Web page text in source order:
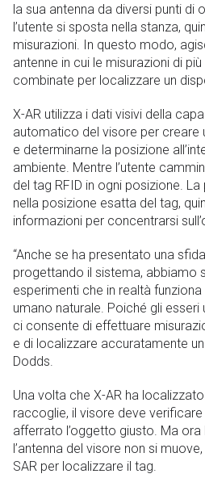
la sua antenna da diversi punti di
l’utente si sposta nella stanza,
misurazioni. In questo modo,
antenne in cui le misurazioni di
combinate per localizzare un
X-AR utilizza i dati visivi della
automatico del visore per creare
e determinarne la posizione
ambiente. Mentre l’utente
del tag RFID in ogni posizione.
nella posizione esatta del tag,
informazioni per concentrarsi
“Anche se ha presentato una
progettando il sistema, abbiamo
esperimenti che in realtà
umano naturale. Poiché gli
ci consente di effettuare
e di localizzare accuratamente
Dodds.
Una volta che X-AR ha
raccoglie, il visore deve verificare
afferrato l’oggetto giusto. Ma ora
l’antenna del visore non si
SAR per localizzare il tag.